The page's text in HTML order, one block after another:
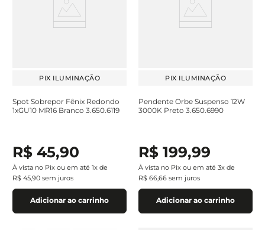
PIX ILUMINAÇÃO
Spot Sobrepor Fênix Redondo
1xGU10 MR16 Branco 3.650.6119
R$ 45,90
À vista no Pix ou em até 1x de
R$ 45,90 sem juros
Adicionar ao carrinho
PIX ILUMINAÇÃO
Pendente Orbe Suspenso 12W
3000K Preto 3.650.6990
R$ 199,99
À vista no Pix ou em até 3x de
R$ 66,66 sem juros
Adicionar ao carrinho